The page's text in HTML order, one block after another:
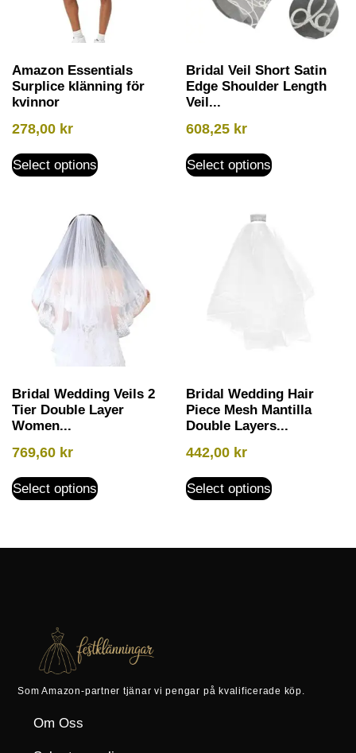
Amazon Essentials
Surplice klänning för
kvinnor
278,00 kr
Select options
Bridal Veil Short Satin
Edge Shoulder Length
Veil...
608,25 kr
Select options
Bridal Wedding Veils 2
Tier Double Layer
Women...
769,60 kr
Select options
Bridal Wedding Hair
Piece Mesh Mantilla
Double Layers...
442,00 kr
Select options
Som Amazon-partner tjänar vi pengar på kvalificerade köp.
Om Oss